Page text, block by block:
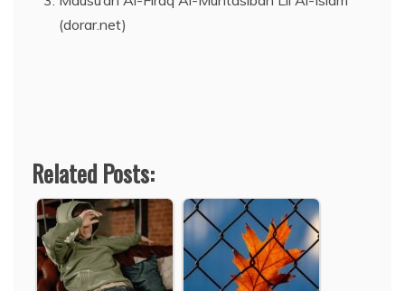
(dorar.net)
Related Posts: